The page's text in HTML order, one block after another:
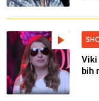
Viki
bih